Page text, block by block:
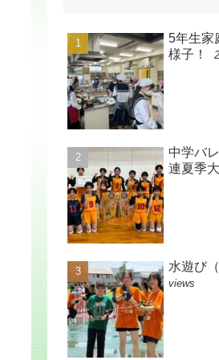
5年生
様子！
中学バ
連夏季
水遊び
views